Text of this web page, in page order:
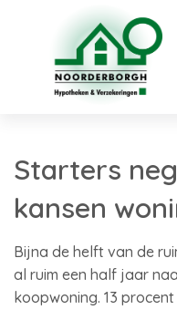
Starters
kansen
Bijna de helft van de
al ruim een half jaar
koopwoning. 13